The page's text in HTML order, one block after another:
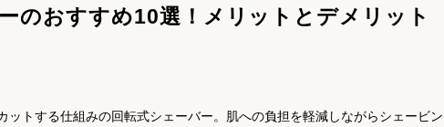
のおすすめ10選！メリットとデメリット
ットする仕組みの回転式シェーバー。肌への負担を軽減しながらシェービン